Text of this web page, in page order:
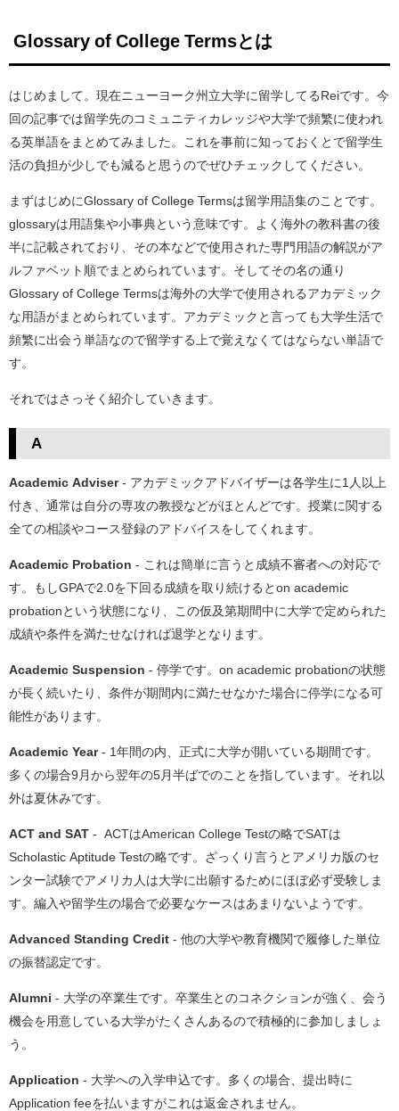
Glossary of College Termsとは
はじめまして。現在ニューヨーク州立大学に留学してるReiです。今
回の記事では留学先のコミュニティカレッジや大学で頻繁に使われ
る英単語をまとめてみました。これを事前に知っておくとで留学生
活の負担が少しでも減ると思うのでぜひチェックしてください。
まずはじめにGlossary of College Termsは留学用語集のことです。
glossaryは用語集や小事典という意味です。よく海外の教科書の後
半に記載されており、その本などで使用された専門用語の解説がア
ルファベット順でまとめられています。そしてその名の通り
Glossary of College Termsは海外の大学で使用されるアカデミック
な用語がまとめられています。アカデミックと言っても大学生活で
頻繁に出会う単語なので留学する上で覚えなくてはならない単語で
す。
それではさっそく紹介していきます。
A
Academic Adviser- アカデミックアドバイザーは各学生に1人以上
付き、通常は自分の専攻の教授などがほとんどです。授業に関する
全ての相談やコース登録のアドバイスをしてくれます。
Academic Probation - これは簡単に言うと成績不審者への対応で
す。もしGPAで2.0を下回る成績を取り続けるとon academic
probationという状態になり、この仮及第期間中に大学で定められた
成績や条件を満たせなければ退学となります。
Academic Suspension - 停学です。on academic probationの状態
が長く続いたり、条件が期間内に満たせなかた場合に停学になる可
能性があります。
Academic Year- 1年間の内、正式に大学が開いている期間です。
多くの場合9月から翌年の5月半ばでのことを指しています。それ以
外は夏休みです。
ACT and SAT -
ACTはAmerican College Testの略でSATは
Scholastic Aptitude Testの略です。ざっくり言うとアメリカ版のセ
ンター試験でアメリカ人は大学に出願するためにほぼ必ず受験しま
す。編入や留学生の場合で必要なケースはあまりないようです。
Advanced Standing Credit - 他の大学や教育機関で履修した単位
の振替認定です。
Alumni - 大学の卒業生です。卒業生とのコネクションが強く、会う
機会を用意している大学がたくさんあるので積極的に参加しましょ
う。
Application - 大学への入学申込です。多くの場合、提出時に
Application feeを払いますがこれは返金されません。